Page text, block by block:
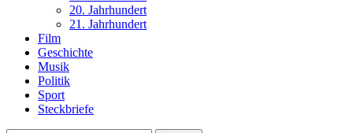
20. Jahrhundert
21. Jahrhundert
Film
Geschichte
Musik
Politik
Sport
Steckbriefe